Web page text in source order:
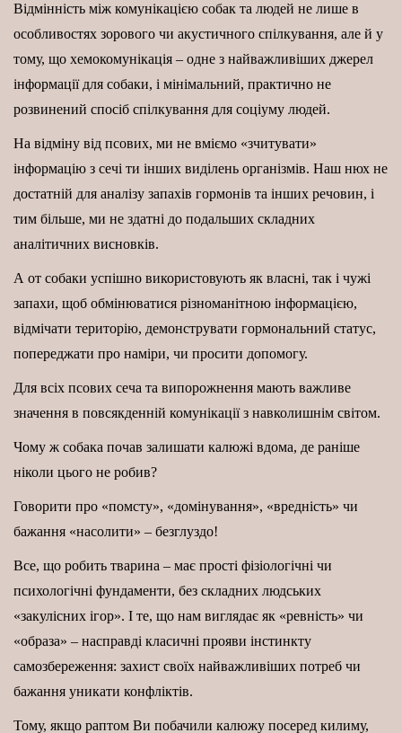
Відмінність між комунікацією собак та людей не лише в
особливостях зорового чи акустичного спілкування, але й у
тому, що хемокомунікація – одне з найважливіших джерел
інформації для собаки, і мінімальний, практично не
розвинений спосіб спілкування для соціуму людей.
На відміну від псових, ми не вміємо «зчитувати»
інформацію з сечі ти інших виділень організмів. Наш нюх не
достатній для аналізу запахів гормонів та інших речовин, і
тим більше, ми не здатні до подальших складних
аналітичних висновків.
А от собаки успішно використовують як власні, так і чужі
запахи, щоб обмінюватися різноманітною інформацією,
відмічати територію, демонструвати гормональний статус,
попереджати про наміри, чи просити допомогу.
Для всіх псових сеча та випорожнення мають важливе
значення в повсякденній комунікації з навколишнім світом.
Чому ж собака почав залишати калюжі вдома, де раніше
ніколи цього не робив?
Говорити про «помсту», «домінування», «вредність» чи
бажання «насолити» – безглуздо!
Все, що робить тварина – має прості фізіологічні чи
психологічні фундаменти, без складних людських
«закулісних ігор». І те, що нам виглядає як «ревність» чи
«образа» – насправді класичні прояви інстинкту
самозбереження: захист своїх найважливіших потреб чи
бажання уникати конфліктів.
Тому, якщо раптом Ви побачили калюжу посеред килиму,